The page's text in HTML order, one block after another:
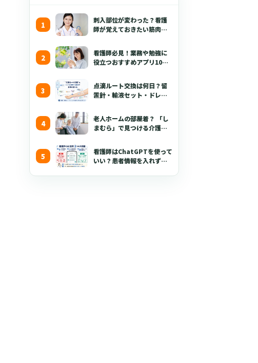
る「クーラ」
刺入部位が変わった？看護
師が覚えておきたい筋肉注
看護師必見！業務や勉強に
役立つおすすめアプリ10選
点滴ルート交換は何日？留
置針・輸液セット・ドレッ
【2026年版】
老人ホームの部屋着？ 「し
まむら」で見つける介護職
看護師はChatGPTを使って
いい？患者情報を入れずに